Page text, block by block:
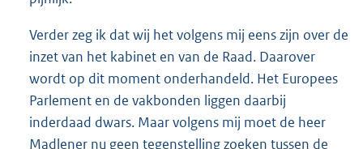
Verder zeg ik dat wij het volgens mij eens zijn over de
inzet van het kabinet en van de Raad. Daarover
wordt op dit moment onderhandeld. Het Europees
Parlement en de vakbonden liggen daarbij
inderdaad dwars. Maar volgens mij moet de heer
Madlener nu geen tegenstelling zoeken tussen de